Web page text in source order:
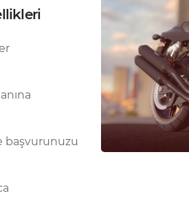
başvurunuzu